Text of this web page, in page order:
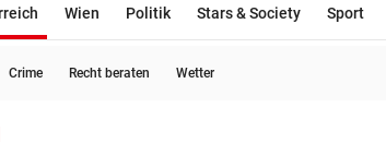
arrow_right
Wien
Politik Stars & Society Sport
Crime Recht beraten Wetter